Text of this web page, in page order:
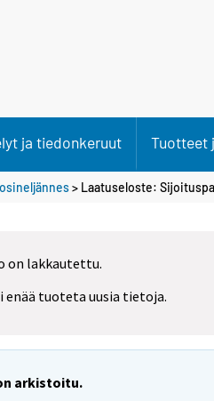
ja tiedonkeruut Tuotteet
> Laatuseloste:
on lakkautettu.
enää tuoteta uusia tietoja.
arkistoitu.